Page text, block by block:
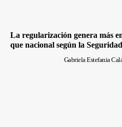
La regularización genera más
que nacional según la
Gabriela Estefania